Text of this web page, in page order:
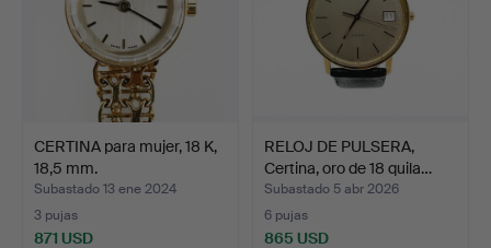
CERTINA para mujer, 18 K,
18,5 mm.
Subastado 13 ene 2024
3 pujas
871 USD
RELOJ DE PULSERA,
Certina, oro de 18 quila…
Subastado 5 abr 2026
6 pujas
865 USD